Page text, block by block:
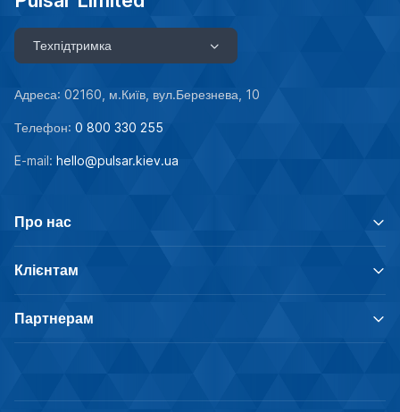
Техпідтримка
Адреса: 02160, м.Київ, вул.Березнева, 10
Телефон: 0 800 330 255
E-mail: hello@pulsar.kiev.ua
Про нас
Клієнтам
Партнерам